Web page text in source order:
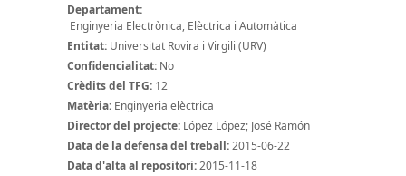
Departament:
Enginyeria Electrònica, Elèctrica i Automàtica
Entitat: Universitat Rovira i Virgili (URV)
Confidencialitat: No
Crèdits del TFG: 12
Matèria: Enginyeria elèctrica
Director del projecte: López López; José Ramón
Data de la defensa del treball:2015-06-22
Data d'alta al repositori:2015-11-18